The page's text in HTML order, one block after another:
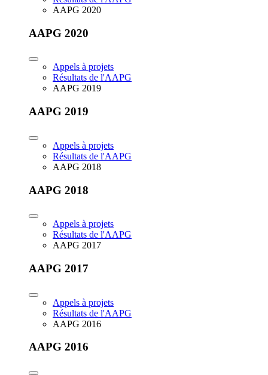
AAPG 2020
AAPG 2020
Appels à projets
Résultats de l'AAPG
AAPG 2019
AAPG 2019
Appels à projets
Résultats de l'AAPG
AAPG 2018
AAPG 2018
Appels à projets
Résultats de l'AAPG
AAPG 2017
AAPG 2017
Appels à projets
Résultats de l'AAPG
AAPG 2016
AAPG 2016